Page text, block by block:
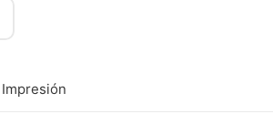
Impresión